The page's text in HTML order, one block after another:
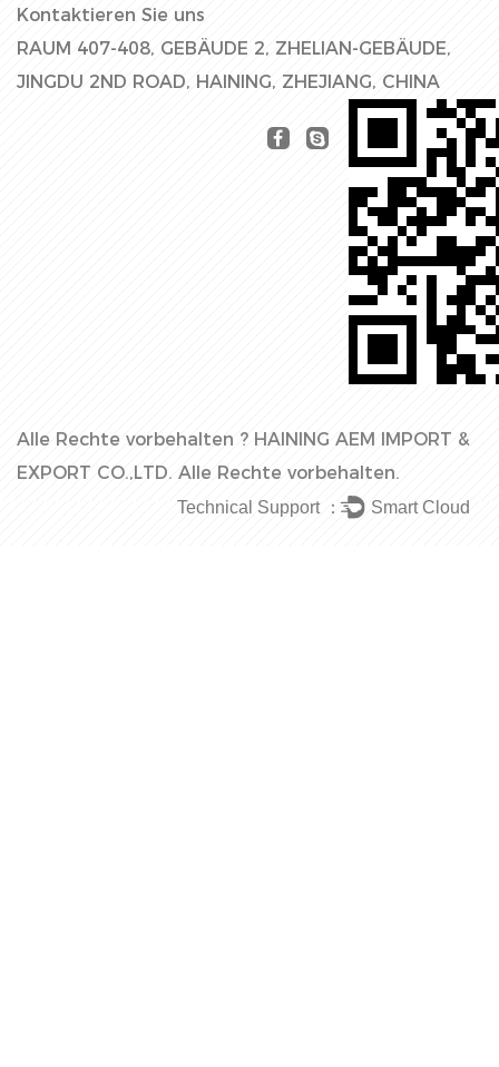
Kontaktieren Sie uns
RAUM 407-408, GEBÄUDE 2, ZHELIAN-GEBÄUDE,
JINGDU 2ND ROAD, HAINING, ZHEJIANG, CHINA
Alle Rechte vorbehalten ? HAINING AEM IMPORT &
EXPORT CO.,LTD. Alle Rechte vorbehalten.
Technical Support ： Smart Cloud